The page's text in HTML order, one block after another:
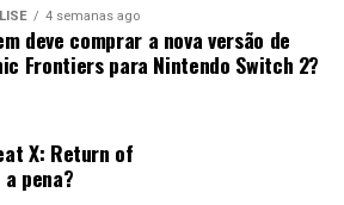
4 semanas ago
deve comprar a nova versão de
Frontiers para Nintendo Switch 2?
X: Return of
pena?